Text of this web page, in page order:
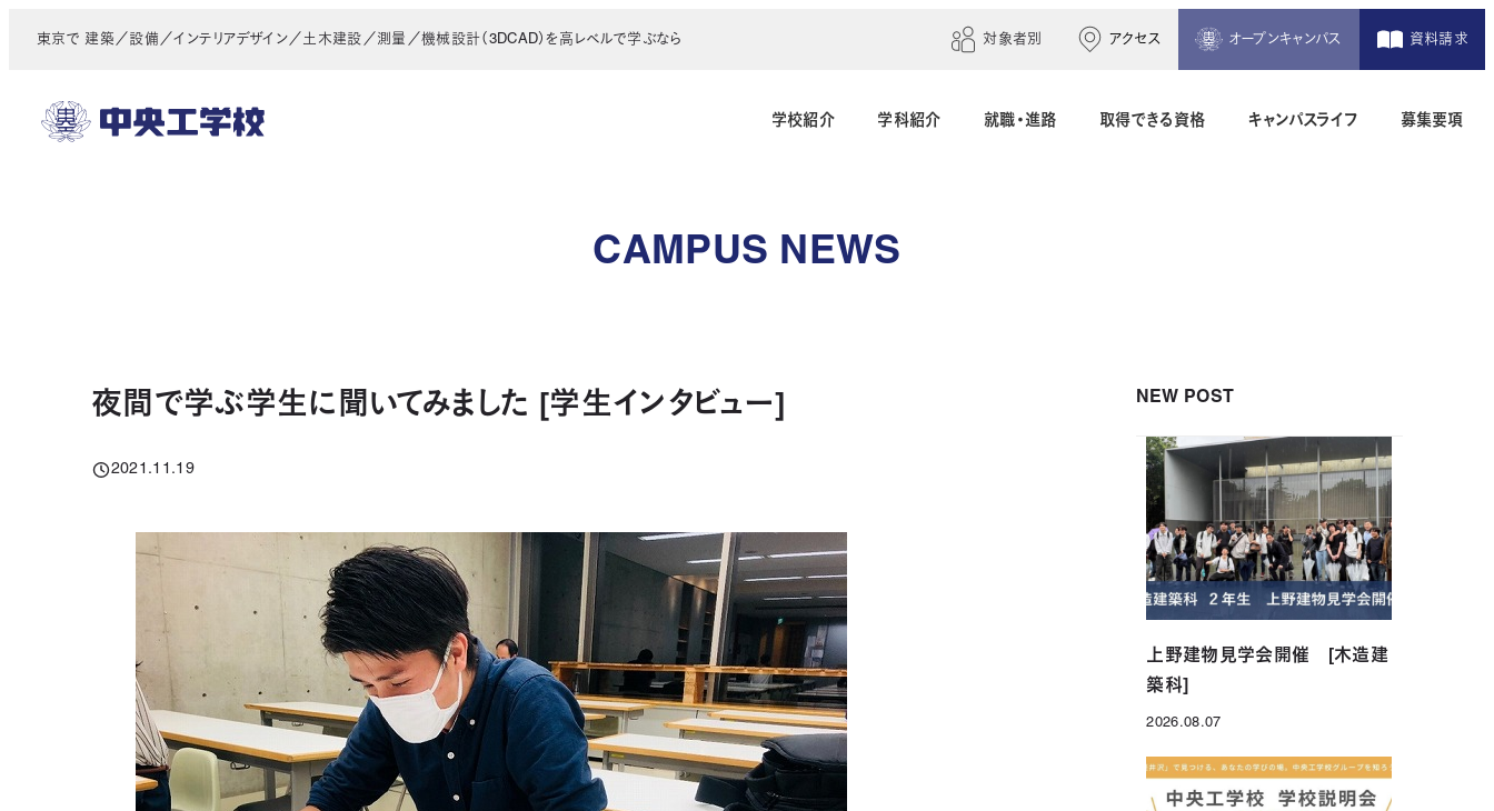
東京で 建築／設備／インテリアデザイン／土木建設／測量／機械設計（3DCAD）を高レベルで学ぶなら 対象者別 アクセス オープンキャンパス 資料請求
学校紹介 学科紹介
建築室内設計科（2年制） 建築科（2年制・夜間）
土木建設科（2年制）
情報ビジネス科（2年制） グローバル科（1年制）
就職・進路 取得できる資格 キャンパスライフ 募集要項
CAMPUS NEWS
夜間で学ぶ学生に聞いてみました [学生インタビュー]
投稿日
2021.11.19
NEW POST
上野建物見学会開催 [木造建
築科]
2026.08.07